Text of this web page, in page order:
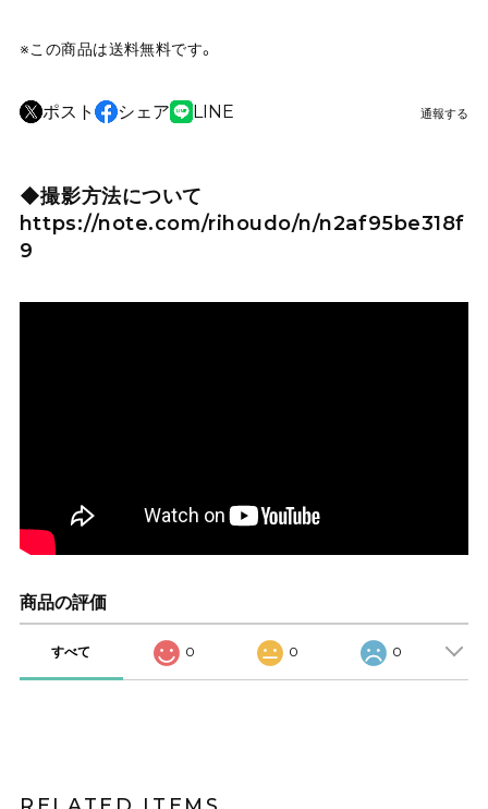
※この商品は送料無料です。
ポスト シェア LINE 通報する
◆撮影方法について
https://note.com/rihoudo/n/n2af95be318f
9
商品の評価
すべて 0 0 0